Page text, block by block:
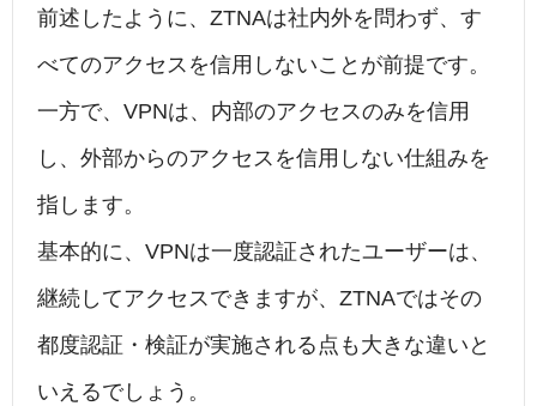
前述したように、ZTNAは社内外を問わず、す
べてのアクセスを信用しないことが前提です。
一方で、VPNは、内部のアクセスのみを信用
し、外部からのアクセスを信用しない仕組みを
指します。
基本的に、VPNは一度認証されたユーザーは、
継続してアクセスできますが、ZTNAではその
都度認証・検証が実施される点も大きな違いと
いえるでしょう。